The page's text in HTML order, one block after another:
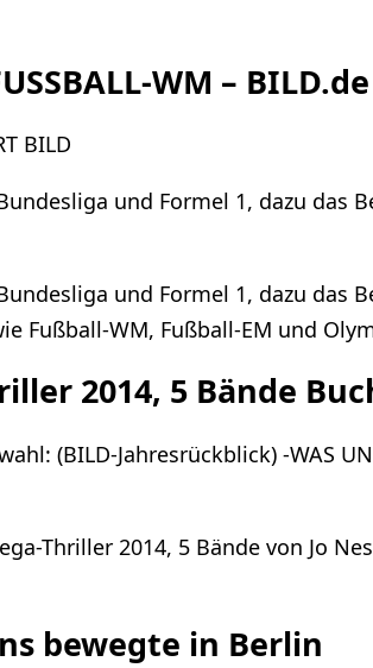
WM – BILD.de
BILD
und Formel 1, dazu das
und Formel 1, dazu das
Fußball-WM, Fußball-EM und
2014, 5 Bände
(BILD-Jahresrückblick) -WAS
Thriller 2014, 5 Bände von Jo
bewegte in Berlin